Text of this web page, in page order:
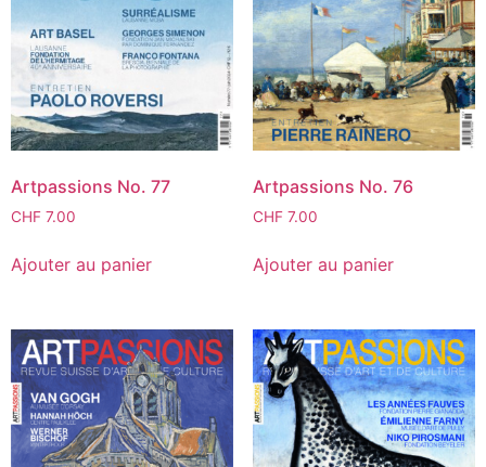
Artpassions No. 77
CHF 7.00
Ajouter au panier
Artpassions No. 76
CHF7.00
Ajouter au panier